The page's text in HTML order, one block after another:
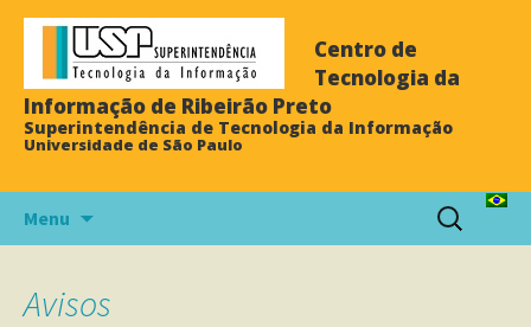
Centro de
Tecnologia da
Informação de Ribeirão Preto
Superintendência de Tecnologia da Informação
Universidade de São Paulo
Menu
Avisos